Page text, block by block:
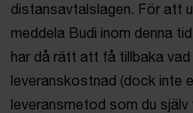
distansavtalslagen. För att
meddela Budi inom denna
har då rätt att få tillbaka vad
leveranskostnad (dock inte
leveransmetod som du